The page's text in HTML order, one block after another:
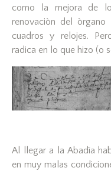
como la mejora de
renovaciòn del
cuadros y relojes.
radica en lo que hizo (o
Al llegar a la Abadìa
en muy malas